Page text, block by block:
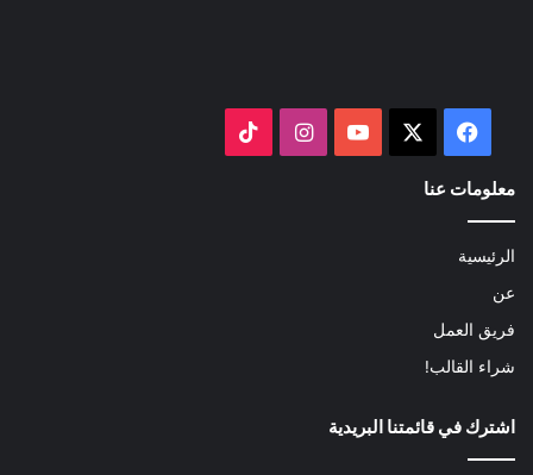
فيسبوك ‫YouTubeانستقرام
معلومات عنا
الرئيسية
عن
فريق العمل
شراء القالب!
اشترك في قائمتنا البريدية